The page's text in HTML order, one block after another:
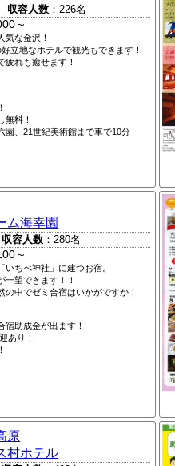
収容人数 ：226名
～
気な金沢！
立地なホテルで観光もできます！
疲れも癒せます！
無料！
園、21世紀美術館まで車で10分
ム海幸園
容人数 ：280名
～
いちべ神社」に建つお宿。
一望できます！！
の中でゼミ合宿はいかがですか！
宿助成金が出ます！
あり！
原
村ホテル